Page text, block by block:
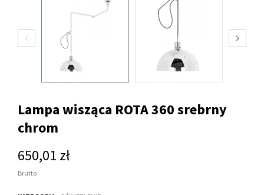
Lampa wisząca ROTA 360 srebrny
chrom
650,01 zł
Brutto